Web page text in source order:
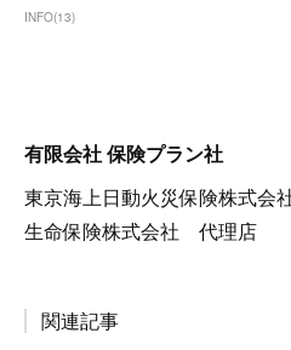
INFO(13)
有限会社 保険プラン社
東京海上日動火災保険株式
生命保険株式会社 代理店
関連記事